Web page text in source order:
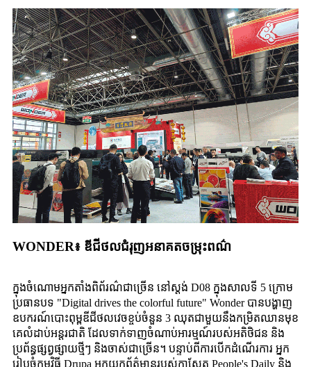
WONDER៖ ឌីជីថល​ជំរុញ​អនាគត​ចម្រុះ​ពណ៌
ក្នុងចំណោមអ្នកតាំងពិព័រណ៌ជាច្រើន នៅស្តង់ D08 ក្នុងសាលទី 5 ក្រោម
ប្រធានបទ "Digital drives the colorful future" Wonder បានបង្ហាញ
ឧបករណ៍បោះពុម្ពឌីជីថលវេចខ្ចប់ចំនួន 3 ឈុតជាមួយនឹងកម្រិតឈានមុខ
គេលំដាប់អន្តរជាតិ ដែលទាក់ទាញចំណាប់អារម្មណ៍របស់អតិថិជន និង
ប្រព័ន្ធផ្សព្វផ្សាយថ្មីៗ និងចាស់ជាច្រើន។ បន្ទាប់ពីការបើកដំណើរការ អ្នក
រៀបចំកម្មវិធី Drupa អ្នកយកព័ត៌មានរបស់កាសែត People's Daily និង